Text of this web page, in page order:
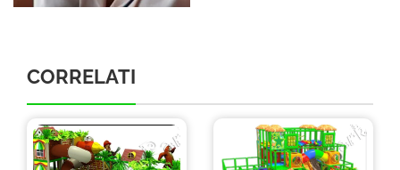
CORRELATI